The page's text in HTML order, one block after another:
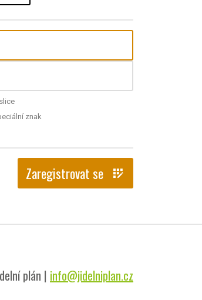
znak
Zaregistrovat se app_registration
plán | info@jidelniplan.cz